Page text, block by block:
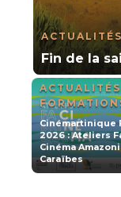
ACTUALITÉS
Fin de la
ACTUALITÉS
Cinémartinique
2026 : Ateliers
Cinéma
Caraïbes